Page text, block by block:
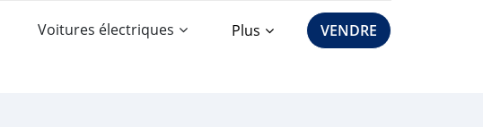
Voitures électriques Plus VENDRE